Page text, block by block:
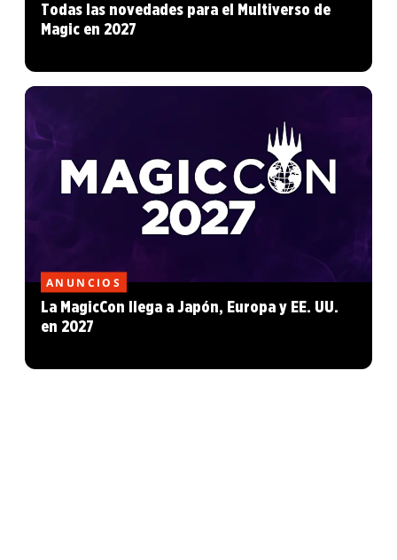
Todas las novedades para el Multiverso de
Magic en 2027
ANUNCIOS
La MagicCon llega a Japón, Europa y EE. UU.
en 2027